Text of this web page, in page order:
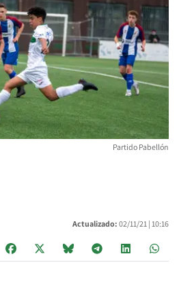
Partido Pabellón
Actualizado: 02/11/21 | 10:16